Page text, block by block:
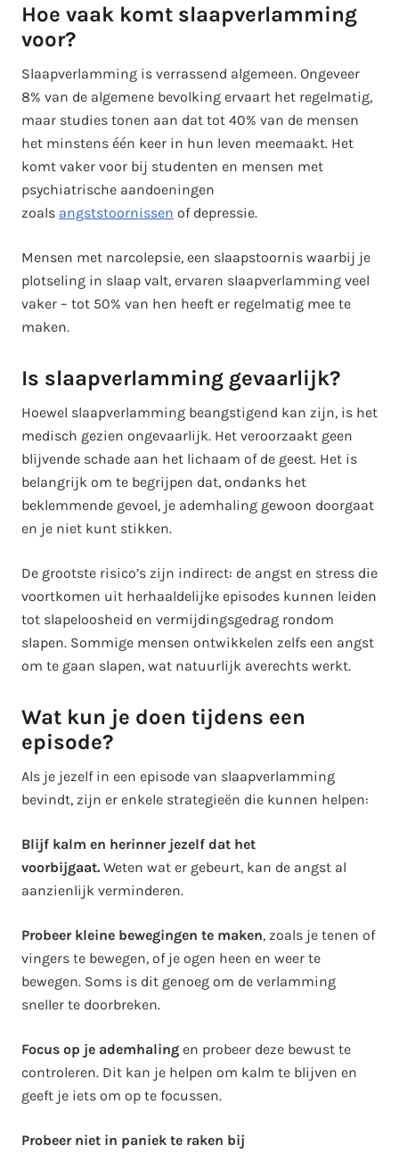
Hoe vaak komt slaapverlamming
voor?
Slaapverlamming is verrassend algemeen. Ongeveer
8% van de algemene bevolking ervaart het regelmatig,
maar studies tonen aan dat tot 40% van de mensen
het minstens één keer in hun leven meemaakt. Het
komt vaker voor bij studenten en mensen met
psychiatrische aandoeningen
zoals angststoornissen of depressie.
Mensen met narcolepsie, een slaapstoornis waarbij je
plotseling in slaap valt, ervaren slaapverlamming veel
vaker – tot 50% van hen heeft er regelmatig mee te
maken.
Is slaapverlamming gevaarlijk?
Hoewel slaapverlamming beangstigend kan zijn, is het
medisch gezien ongevaarlijk. Het veroorzaakt geen
blijvende schade aan het lichaam of de geest. Het is
belangrijk om te begrijpen dat, ondanks het
beklemmende gevoel, je ademhaling gewoon doorgaat
en je niet kunt stikken.
De grootste risico’s zijn indirect: de angst en stress die
voortkomen uit herhaaldelijke episodes kunnen leiden
tot slapeloosheid en vermijdingsgedrag rondom
slapen. Sommige mensen ontwikkelen zelfs een angst
om te gaan slapen, wat natuurlijk averechts werkt.
Wat kun je doen tijdens een
episode?
Als je jezelf in een episode van slaapverlamming
bevindt, zijn er enkele strategieën die kunnen helpen:
Blijf kalm en herinner jezelf dat het
voorbijgaat. Weten wat er gebeurt, kan de angst al
aanzienlijk verminderen.
Probeer kleine bewegingen te maken, zoals je tenen of
vingers te bewegen, of je ogen heen en weer te
bewegen. Soms is dit genoeg om de verlamming
sneller te doorbreken.
Focus op je ademhaling en probeer deze bewust te
controleren. Dit kan je helpen om kalm te blijven en
geeft je iets om op te focussen.
Probeer niet in paniek te raken bij